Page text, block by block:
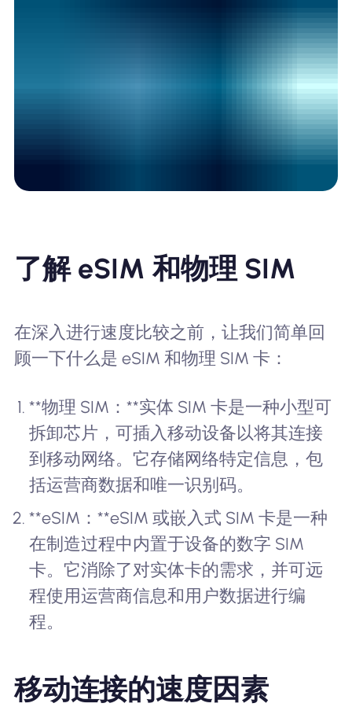
了解 eSIM 和物理 SIM
在深入进行速度比较之前，让我们简单回
顾一下什么是 eSIM 和物理 SIM 卡：
**物理 SIM：**实体 SIM 卡是一种小型可
拆卸芯片，可插入移动设备以将其连接
到移动网络。它存储网络特定信息，包
括运营商数据和唯一识别码。
**eSIM：**eSIM 或嵌入式 SIM 卡是一种
在制造过程中内置于设备的数字 SIM
卡。它消除了对实体卡的需求，并可远
程使用运营商信息和用户数据进行编
程。
移动连接的速度因素